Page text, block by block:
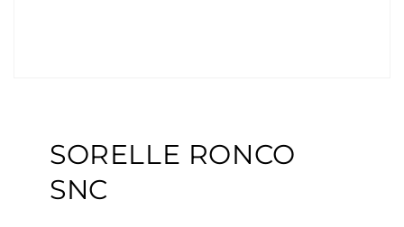
SORELLE RONCO
SNC